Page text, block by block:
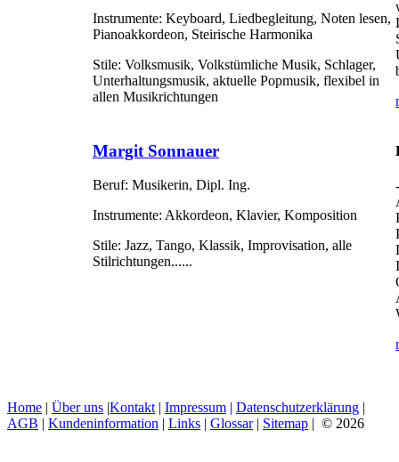
Instrumente: Keyboard, Liedbegleitung, Noten lesen,
Pianoakkordeon, Steirische Harmonika
Stile: Volksmusik, Volkstümliche Musik, Schlager,
Unterhaltungsmusik, aktuelle Popmusik, flexibel in
allen Musikrichtungen
Margit Sonnauer
Beruf: Musikerin, Dipl. Ing.
Instrumente: Akkordeon, Klavier, Komposition
Stile: Jazz, Tango, Klassik, Improvisation, alle
Stilrichtungen......
Home | Über uns |Kontakt | Impressum | Datenschutzerklärung |
AGB | Kundeninformation | Links | Glossar| Sitemap | © 2026